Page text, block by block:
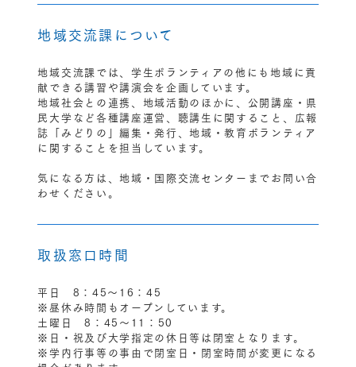
地域交流課について
地域交流課では、学生ボランティアの他にも地域に貢
献できる講習や講演会を企画しています。
地域社会との連携、地域活動のほかに、公開講座・県
民大学など各種講座運営、聴講生に関すること、広報
誌「みどりの」編集・発行、地域・教育ボランティア
に関することを担当しています。
気になる方は、地域・国際交流センターまでお問い合
わせください。
取扱窓口時間
平日 8：45〜16：45
※昼休み時間もオープンしています。
土曜日 8：45〜11：50
※日・祝及び大学指定の休日等は閉室となります。
※学内行事等の事由で閉室日・閉室時間が変更になる